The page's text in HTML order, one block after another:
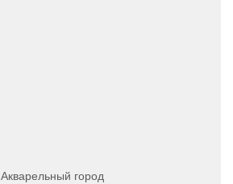
Акварельный город